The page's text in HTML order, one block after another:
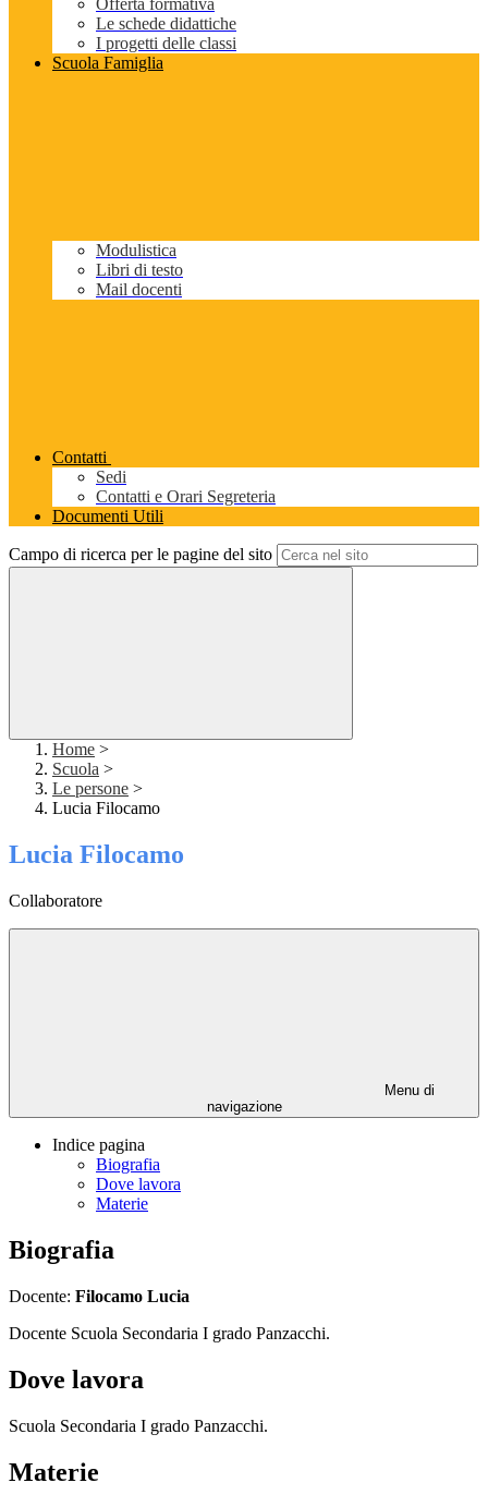
Offerta formativa
Le schede didattiche
I progetti delle classi
Scuola Famiglia
Modulistica
Libri di testo
Mail docenti
Contatti
Sedi
Contatti e Orari Segreteria
Documenti Utili
Campo di ricerca per le pagine del sito
Home >
Scuola >
Le persone >
Lucia Filocamo
Lucia Filocamo
Collaboratore
Menu di
navigazione
Indice pagina
Biografia
Dove lavora
Materie
Biografia
Docente: Filocamo Lucia
Docente Scuola Secondaria I grado Panzacchi.
Dove lavora
Scuola Secondaria I grado Panzacchi.
Materie